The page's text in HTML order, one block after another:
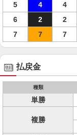
5
4 4
6
2 2
7
7 7
払戻金
種類
単勝
複勝